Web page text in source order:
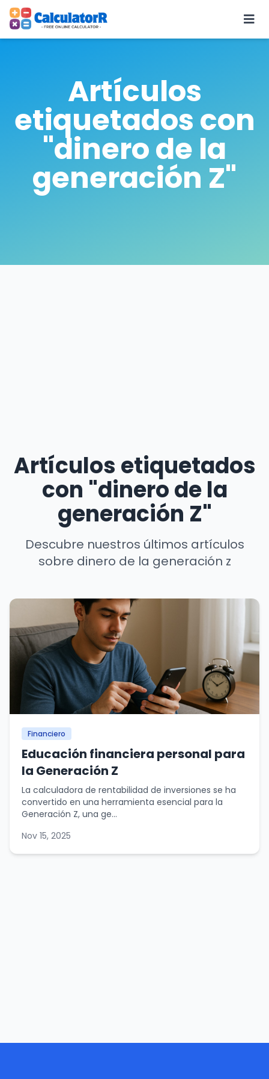
Artículos
etiquetados con
"dinero de la
generación Z"
Artículos etiquetados
con "dinero de la
generación Z"
Descubre nuestros últimos artículos
sobre dinero de la generación z
Financiero
Educación financiera personal para
la Generación Z
La calculadora de rentabilidad de inversiones se ha
convertido en una herramienta esencial para la
Generación Z, una ge...
Nov 15, 2025